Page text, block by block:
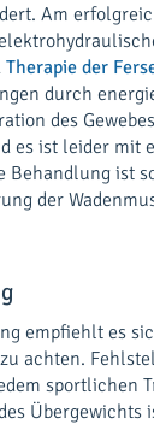
Am
Therapie der
durch
des
es ist leider mit
Behandlung ist
der
empfiehlt es
achten.
sportlichen
Übergewichts